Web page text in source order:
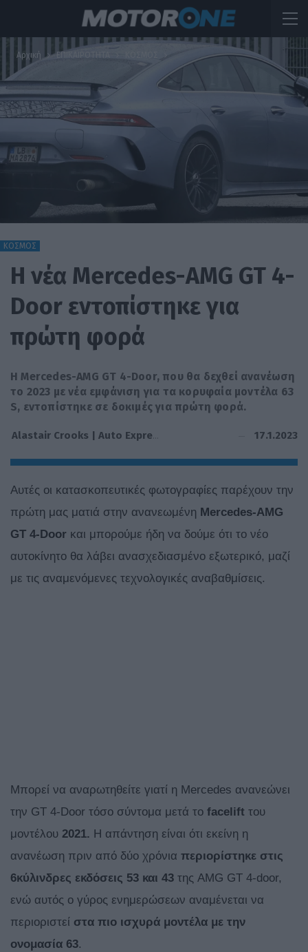
Αρχική
ΚΟΣΜΟΣ
Η νέα Mercedes-AMG GT 4-
Door εντοπίστηκε για
πρώτη φορά
H Mercedes-AMG GT 4-Door, που θα δεχθεί ανανέωση
το 2023 με νέα εμφάνιση για τα κορυφαία μοντέλα 63
S, εντοπίστηκε σε δοκιμές για πρώτη φορά.
17.1.2023
Αυτές οι κατασκοπευτικές φωτογραφίες παρέχουν την
πρώτη μας ματιά στην ανανεωμένη Mercedes-AMG
GT 4-Door και μπορούμε ήδη να δούμε ότι το νέο
αυτοκίνητο θα λάβει ανασχεδιασμένο εξωτερικό, μαζί
με τις αναμενόμενες τεχνολογικές αναβαθμίσεις.
Μπορεί να αναρωτηθείτε γιατί η Mercedes ανανεώνει
την GT 4-Door τόσο σύντομα μετά το facelift του
μοντέλου 2021. Η απάντηση είναι ότι εκείνη η
ανανέωση πριν από δύο χρόνια περιορίστηκε στις
6κύλινδρες εκδόσεις 53 και 43 της AMG GT 4-door,
ενώ αυτός ο γύρος ενημερώσεων αναμένεται να
περιοριστεί στα πιο ισχυρά μοντέλα με την
ονομασία 63.